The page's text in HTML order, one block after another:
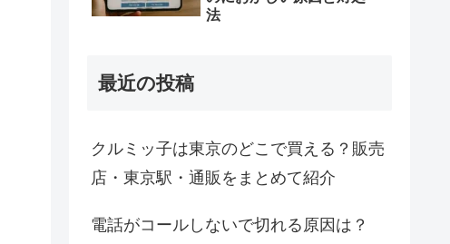
法
最近の投稿
クルミッ子は東京のどこで買える？販売
店・東京駅・通販をまとめて紹介
電話がコールしないで切れる原因は？